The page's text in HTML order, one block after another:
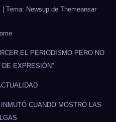
Tema: Newsup de Themeansar
EL PERIODISMO PERO NO
DE EXPRESIÓN”
CUANDO MOSTRÓ LAS